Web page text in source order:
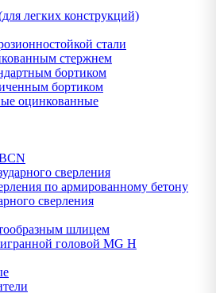
легких конструкций)
стали
стержнем
бортиком
бортиком
оцинкованные
сверления
по армированному бетону
сверления
шлицем
головой MG H